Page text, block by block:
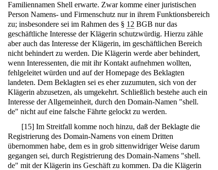
Familiennamen Shell erwarte. Zwar komme einer juristischen
Person Namens- und Firmenschutz nur in ihrem Funktionsbereich
zu; insbesondere sei im Rahmen des § 12 BGB nur das
geschäftliche Interesse der Klägerin schutzwürdig. Hierzu zähle
aber auch das Interesse der Klägerin, im geschäftlichen Bereich
nicht behindert zu werden. Die Klägerin werde aber behindert,
wenn Interessenten, die mit ihr Kontakt aufnehmen wollten,
fehlgeleitet würden und auf der Homepage des Beklagten
landeten. Dem Beklagten sei es eher zuzumuten, sich von der
Klägerin abzusetzen, als umgekehrt. Schließlich bestehe auch ein
Interesse der Allgemeinheit, durch den Domain-Namen "shell.
de" nicht auf eine falsche Fährte gelockt zu werden.
[15] Im Streitfall komme noch hinzu, daß der Beklagte die
Registrierung des Domain-Namens von einem Dritten
übernommen habe, dem es in grob sittenwidriger Weise darum
gegangen sei, durch Registrierung des Domain-Namens "shell.
de" mit der Klägerin ins Geschäft zu kommen. Da die Klägerin